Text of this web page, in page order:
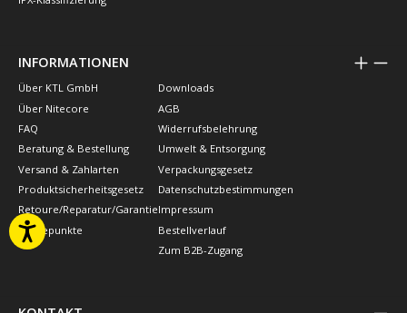
INFORMATIONEN
Über KTL GmbH
Über Nitecore
FAQ
Beratung & Bestellung
Versand & Zahlarten
Produktsicherheitsgesetz
Retoure/Reparatur/Garantie
Treuepunkte
Downloads
AGB
Widerrufsbelehrung
Umwelt & Entsorgung
Verpackungsgesetz
Datenschutzbestimmungen
Impressum
Bestellverlauf
Zum B2B-Zugang